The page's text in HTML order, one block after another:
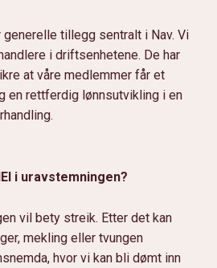
tillegg sentralt i Nav. Vi
i driftsenhetene. De har
at våre medlemmer får et
en rettferdig lønnsutvikling i en
i uravstemningen?
vil bety streik. Etter det kan
mekling eller tvungen
hvor vi kan bli dømt inn